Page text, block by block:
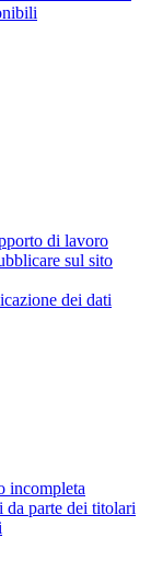
di lavoro
sul sito
dei dati
incompleta
da parte dei titolari